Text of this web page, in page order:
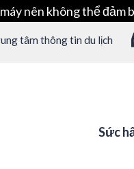
nên không thể
tâm thông tin du lịch
Sức